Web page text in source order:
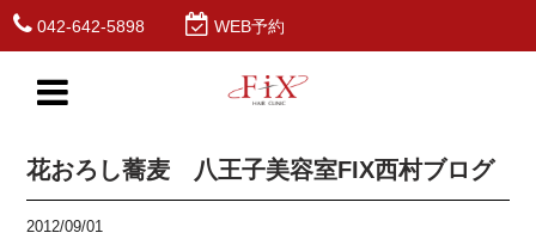
042-642-5898 WEB予約
花おろし蕎麦 八王子美容室FIX西村ブログ
2012/09/01